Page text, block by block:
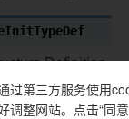
Definition.
过第三方服务使用
调整网站。点击“同